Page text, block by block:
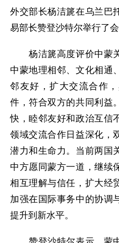
外交部长杨洁篪在乌兰巴
易部长赞登沙特尔举行了会
杨洁篪高度评价中蒙关
中蒙地理相邻、文化相通
邻友好，扩大交流合作
件，符合双方的共同利益
快，睦邻友好和政治互信
领域交流合作日益深化，
潜力和生命力。当前两国
中方愿同蒙方一道，继续
相互理解与信任，扩大经
加强在国际事务中的协调
提升到新水平。